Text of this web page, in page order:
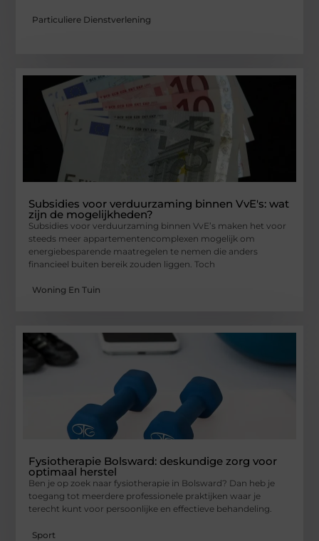
Particuliere Dienstverlening
Subsidies voor verduurzaming binnen VvE's: wat
zijn de mogelijkheden?
Subsidies voor verduurzaming binnen VvE’s maken het voor
steeds meer appartementencomplexen mogelijk om
energiebesparende maatregelen te nemen die anders
financieel buiten bereik zouden liggen. Toch
Woning En Tuin
Fysiotherapie Bolsward: deskundige zorg voor
optimaal herstel
Ben je op zoek naar fysiotherapie in Bolsward? Dan heb je
toegang tot meerdere professionele praktijken waar je
terecht kunt voor persoonlijke en effectieve behandeling.
Sport